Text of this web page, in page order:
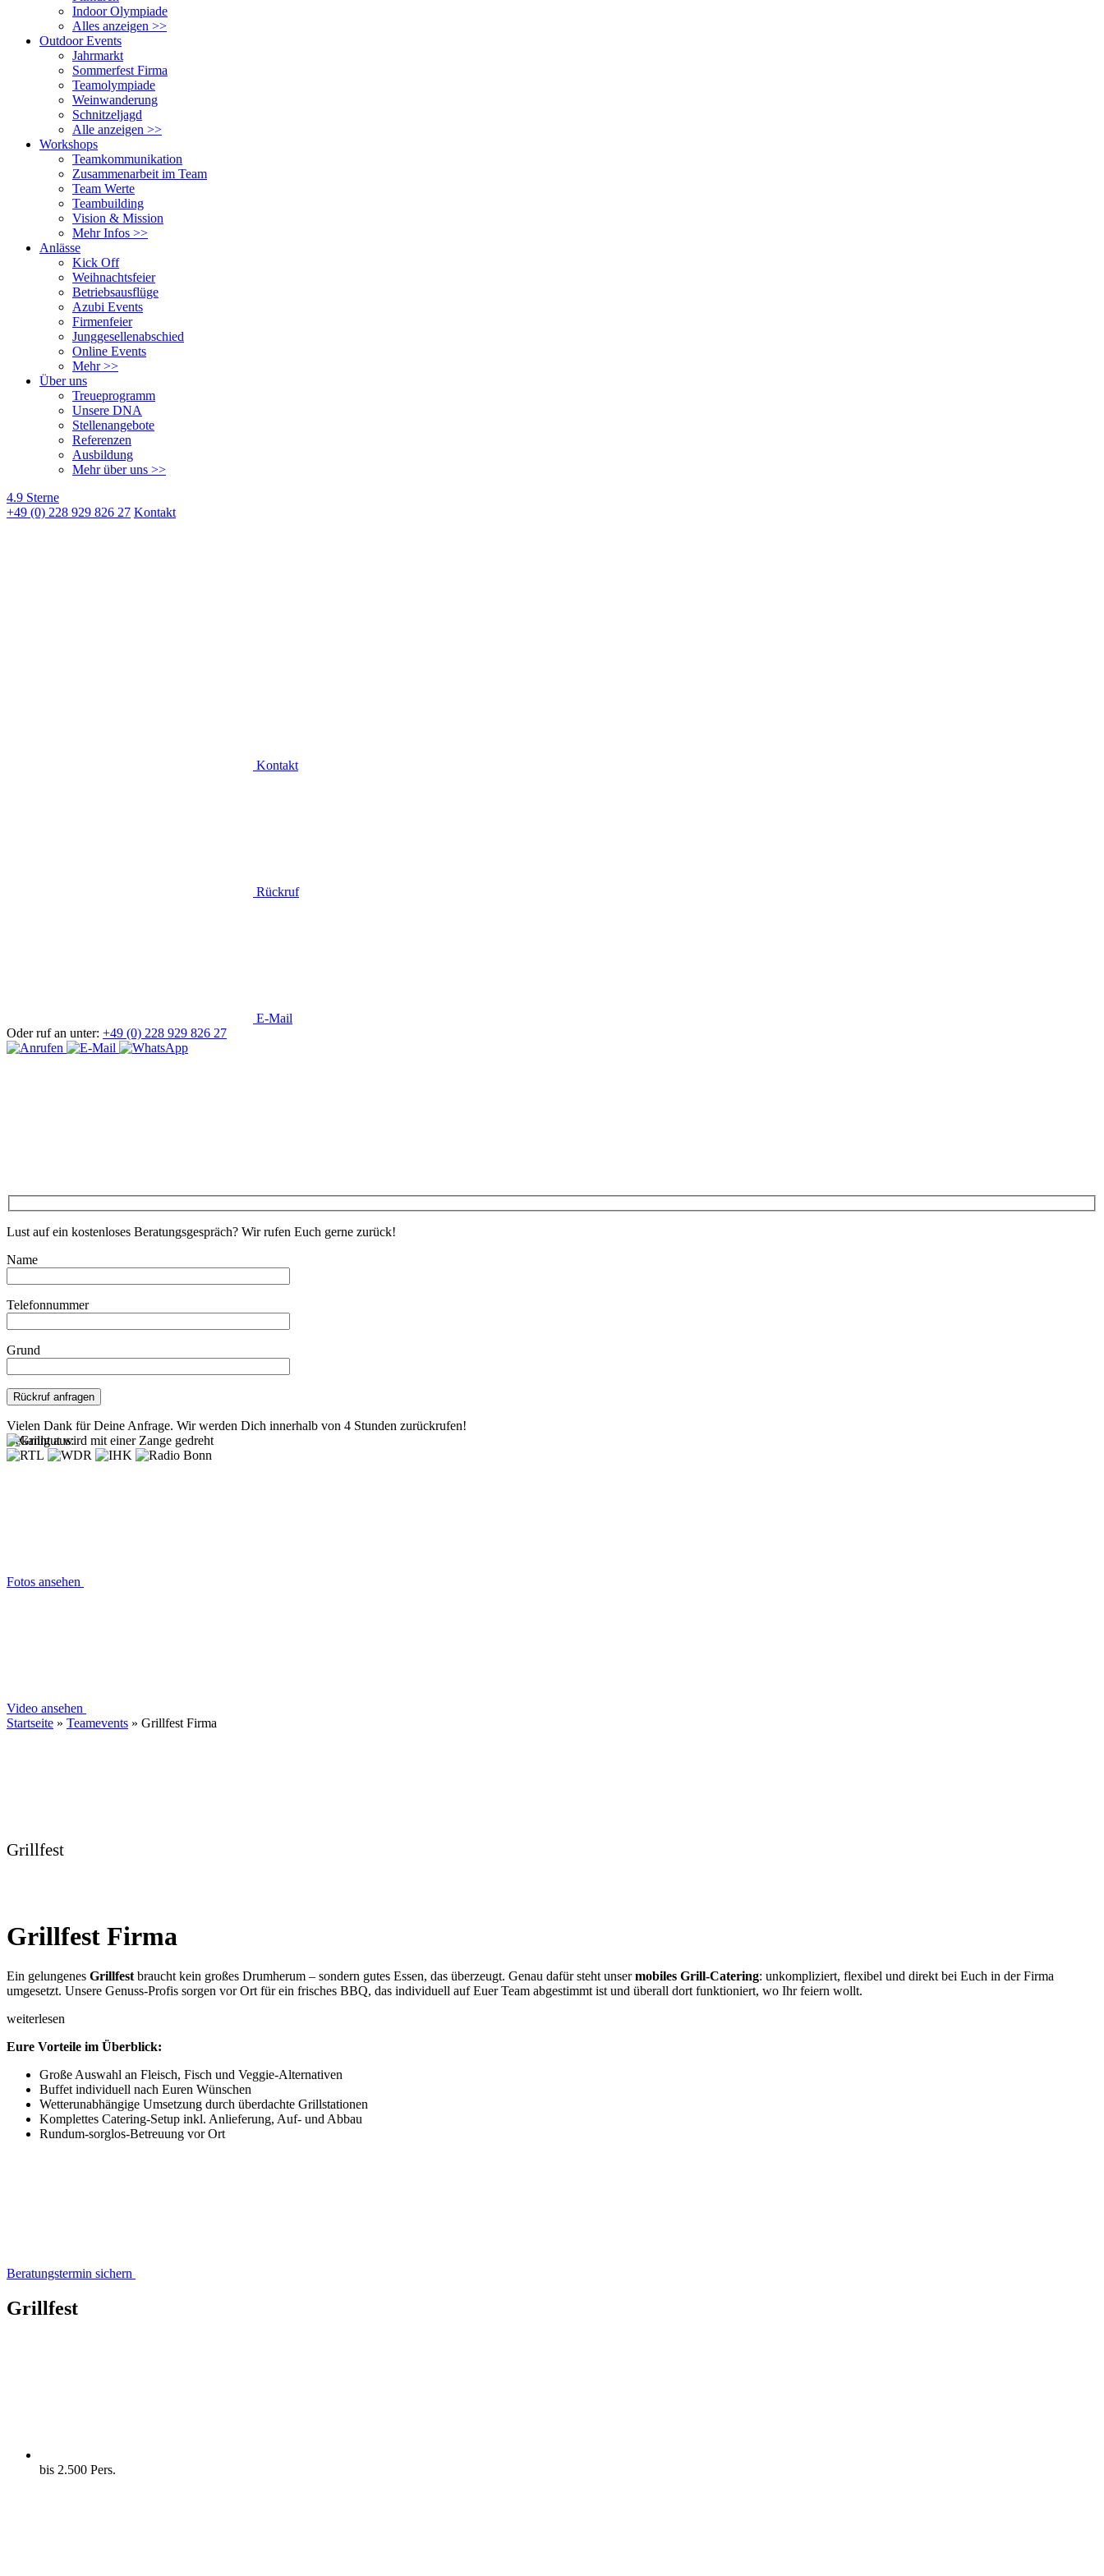
Indoor Olympiade
Alles anzeigen >>
Outdoor Events
Jahrmarkt
Sommerfest Firma
Teamolympiade
Weinwanderung
Schnitzeljagd
Alle anzeigen >>
Workshops
Teamkommunikation
Zusammenarbeit im Team
Team Werte
Teambuilding
Vision & Mission
Mehr Infos >>
Anlässe
Kick Off
Weihnachtsfeier
Betriebsausflüge
Azubi Events
Firmenfeier
Junggesellenabschied
Online Events
Mehr >>
Über uns
Treueprogramm
Unsere DNA
Stellenangebote
Referenzen
Ausbildung
Mehr über uns >>
4.9 Sterne
+49 (0) 228 929 826 27 Kontakt
Kontakt
Rückruf
E-Mail
Oder ruf an unter: +49 (0) 228 929 826 27
Lust auf ein kostenloses Beratungsgespräch? Wir rufen Euch gerne zurück!
Name
Telefonnummer
Grund
Vielen Dank für Deine Anfrage. Wir werden Dich innerhalb von 4 Stunden zurückrufen!
Bekannt aus:
Fotos ansehen
Video ansehen
Startseite » Teamevents » Grillfest Firma
Grillfest
Grillfest Firma
Ein gelungenes Grillfest braucht kein großes Drumherum – sondern gutes Essen, das überzeugt. Genau dafür steht unsermobiles Grill-Catering: unkompliziert, flexibel und direkt bei Euch in der Firma
umgesetzt. Unsere Genuss-Profis sorgen vor Ort für ein frisches BBQ, das individuell auf Euer Team abgestimmt ist und überall dort funktioniert, wo Ihr feiern wollt.
weiterlesen
Eure Vorteile im Überblick:
Große Auswahl an Fleisch, Fisch und Veggie-Alternativen
Buffet individuell nach Euren Wünschen
Wetterunabhängige Umsetzung durch überdachte Grillstationen
Komplettes Catering-Setup inkl. Anlieferung, Auf- und Abbau
Rundum-sorglos-Betreuung vor Ort
Beratungstermin sichern
Grillfest
bis 2.500 Pers.